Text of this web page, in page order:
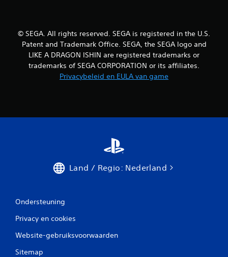
© SEGA. All rights reserved. SEGA is registered in the U.S.
Patent and Trademark Office. SEGA, the SEGA logo and
LIKE A DRAGON ISHIN are registered trademarks or
trademarks of SEGA CORPORATION or its affiliates.
Privacybeleid en EULA van game
Land / Regio: Nederland
Ondersteuning
Privacy en cookies
Website-gebruiksvoorwaarden
Sitemap